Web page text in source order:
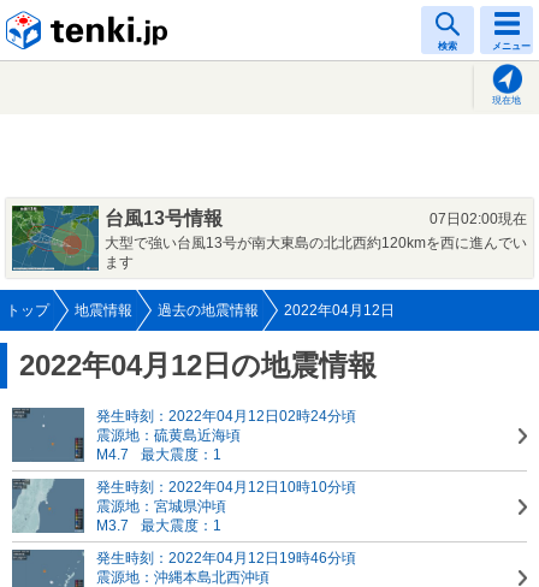
検索 メニュー
現在地
台風13号情報
07日02:00現在
大型で強い台風13号が南大東島の北北西約120kmを西に進んでい
ます
トップ 地震情報 過去の地震情報 2022年04月12日
2022年04月12日の地震情報
発生時刻：2022年04月12日02時24分頃
震源地：硫黄島近海頃
M4.7
最大震度：1
発生時刻：2022年04月12日10時10分頃
震源地：宮城県沖頃
M3.7
最大震度：1
発生時刻：2022年04月12日19時46分頃
震源地：沖縄本島北西沖頃